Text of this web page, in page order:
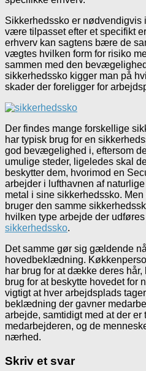
Sikkerhedssko er
være tilpasset efter et specifikt
erhverv kan sagtens bære de
vægtes hvilken form for risiko
sammen med den
sikkerhedssko kigger man på
skader der foreligger for
Der findes mange forskellige
har typisk brug for en
god bevægelighed i, eftersom
umulige steder, ligeledes skal
beskytter dem, hvorimod en
arbejder i lufthavnen af
metal i sine sikkerhedssko.
bruger den samme
hvilken type arbejde der
sikkerhedssko.
Det samme gør sig gældende
hovedbeklædning.
har brug for at dække deres
brug for at beskytte hovedet for
vigtigt at hver arbejdsplads
beklædning der gavner
arbejde, samtidigt med at der
medarbejderen, og de
nærhed.
Skriv et svar